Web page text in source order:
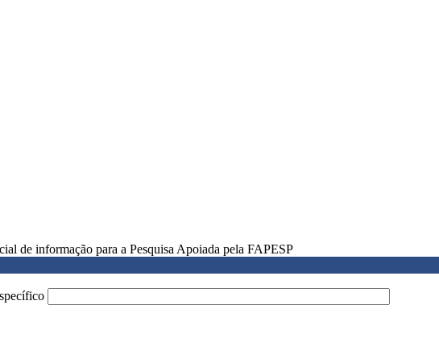
de informação para a Pesquisa Apoiada pela FAPESP